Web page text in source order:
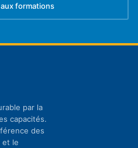
formations
(s'ouvre dans un nouvel onglet)
par la
capacités.
des
et le